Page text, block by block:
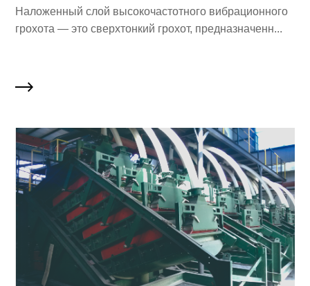
Наложенный слой высокочастотного вибрационного
грохота — это сверхтонкий грохот, предназначенн...